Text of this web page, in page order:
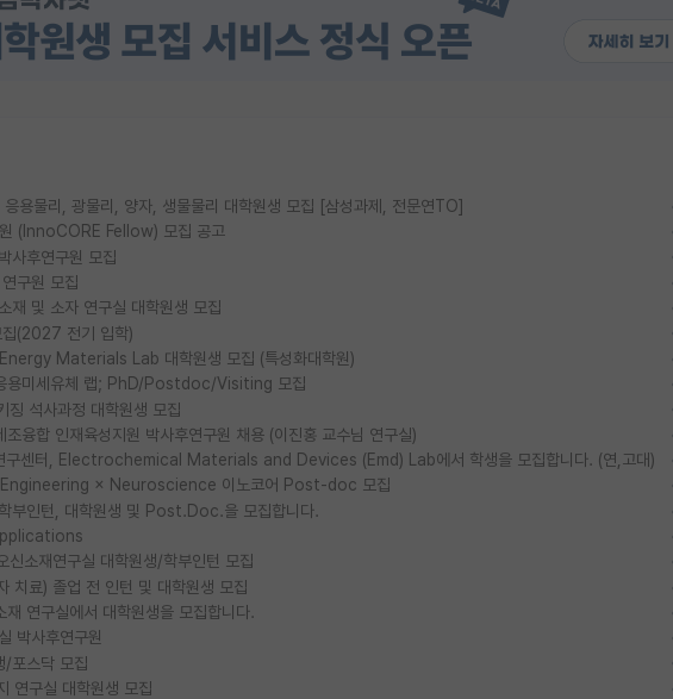
물리, 광물리, 양자, 생물물리 대학원생 모집 [삼성과제, 전문연TO]
(InnoCORE Fellow) 모집 공고
사후연구원 모집
구원 모집
재 및 소자 연구실 대학원생 모집
집(2027 전기 입학)
Materials Lab 대학원생 모집 (특성화대학원)
용미세유체 랩; PhD/Postdoc/Visiting 모집
징 석사과정 대학원생 모집
융합 인재육성지원 박사후연구원 채용 (이진홍 교수님 연구실)
구센터, Electrochemical Materials and Devices (Emd) Lab에서 학생을 모집합니다. (연,고대)
Engineering × Neuroscience 이노코어 Post-doc 모집
부인턴, 대학원생 및 Post.Doc.을 모집합니다.
신소재연구실 대학원생/학부인턴 모집
치료) 졸업 전 인턴 및 대학원생 모집
연구실에서 대학원생을 모집합니다.
박사후연구원
포스닥 모집
연구실 대학원생 모집